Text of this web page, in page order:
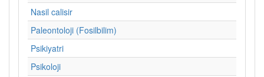
Nasil calisir
Paleontoloji (Fosilbilim)
Psikiyatri
Psikoloji